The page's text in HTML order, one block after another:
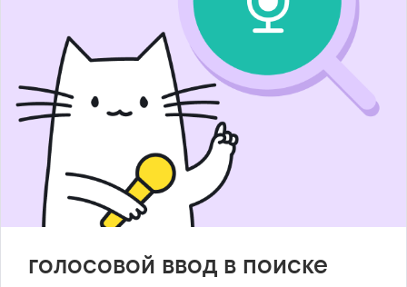
голосовой ввод в поиске